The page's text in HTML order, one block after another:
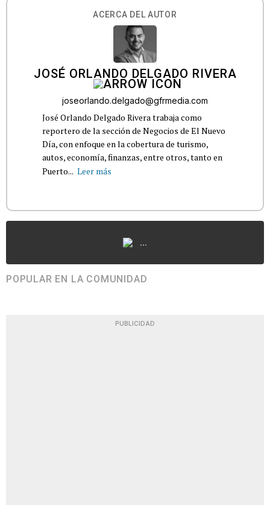
ACERCA DEL AUTOR
JOSÉ ORLANDO DELGADO RIVERA
joseorlando.delgado@gfrmedia.com
José Orlando Delgado Rivera trabaja como
reportero de la sección de Negocios de El Nuevo
Día, con enfoque en la cobertura de turismo,
autos, economía, finanzas, entre otros, tanto en
Puerto... Leer más
...
POPULAR EN LA COMUNIDAD
PUBLICIDAD